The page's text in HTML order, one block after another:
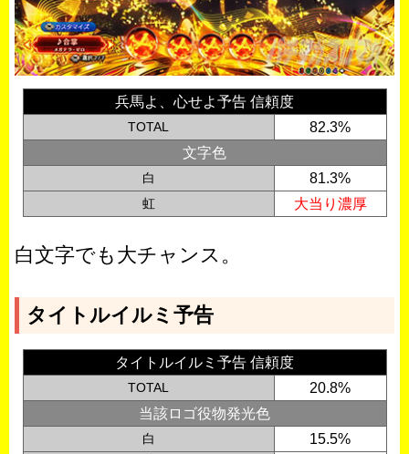
兵馬よ、心せよ予告 信頼度
TOTAL
82.3%
文字色
白 81.3%
虹 大当り濃厚
白文字でも大チャンス。
タイトルイルミ予告
タイトルイルミ予告 信頼度
TOTAL
20.8%
当該ロゴ役物発光色
白 15.5%